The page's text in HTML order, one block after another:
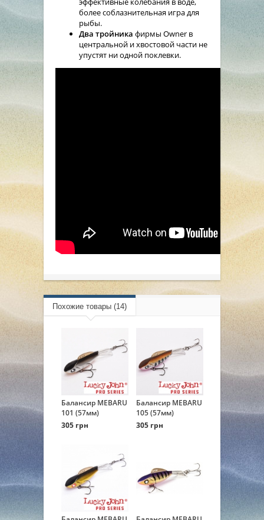
более соблазнительная игра для
рыбы.
Два тройника фирмы Owner в
центральной и хвостовой части не
упустят ни одной поклевки.
Похожие товары (14)
Балансир MEBARU
101 (57мм)
305 грн
Балансир MEBARU
105 (57мм)
305 грн